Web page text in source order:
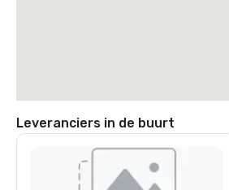
Leveranciers in de buurt